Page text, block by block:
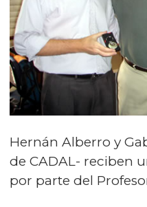
Hernán Alberro y
de CADAL- reciben
por parte del